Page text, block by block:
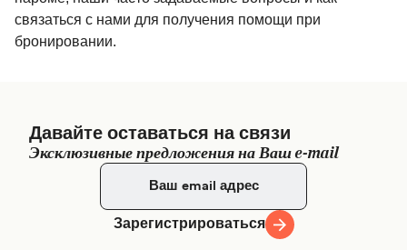
связаться с нами для получения помощи при
бронировании.
Давайте оставаться на связи
Эксклюзивные предложения на Ваш e-mail
Зарегистрироваться